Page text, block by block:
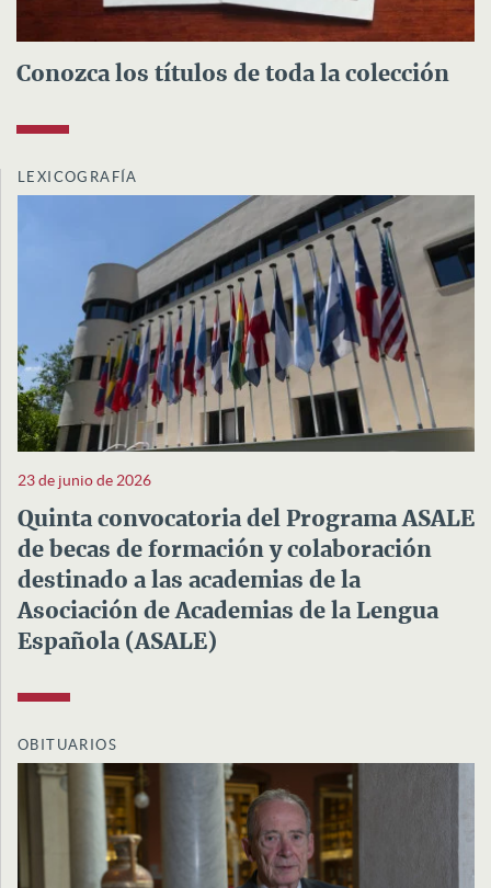
Conozca los títulos de toda la colección
LEXICOGRAFÍA
23 de junio de 2026
Quinta convocatoria del Programa ASALE
de becas de formación y colaboración
destinado a las academias de la
Asociación de Academias de la Lengua
Española (ASALE)
OBITUARIOS